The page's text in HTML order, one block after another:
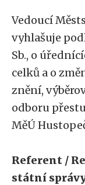
Vedoucí
vyhlašuje
Sb., o
celků a o
znění,
odboru
MěÚ
Referent /
státní